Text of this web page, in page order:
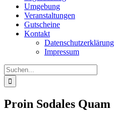
Umgebung
Veranstaltungen
Gutscheine
Kontakt
Datenschutzerklärung
Impressum
Suche
nach:
Proin Sodales Quam